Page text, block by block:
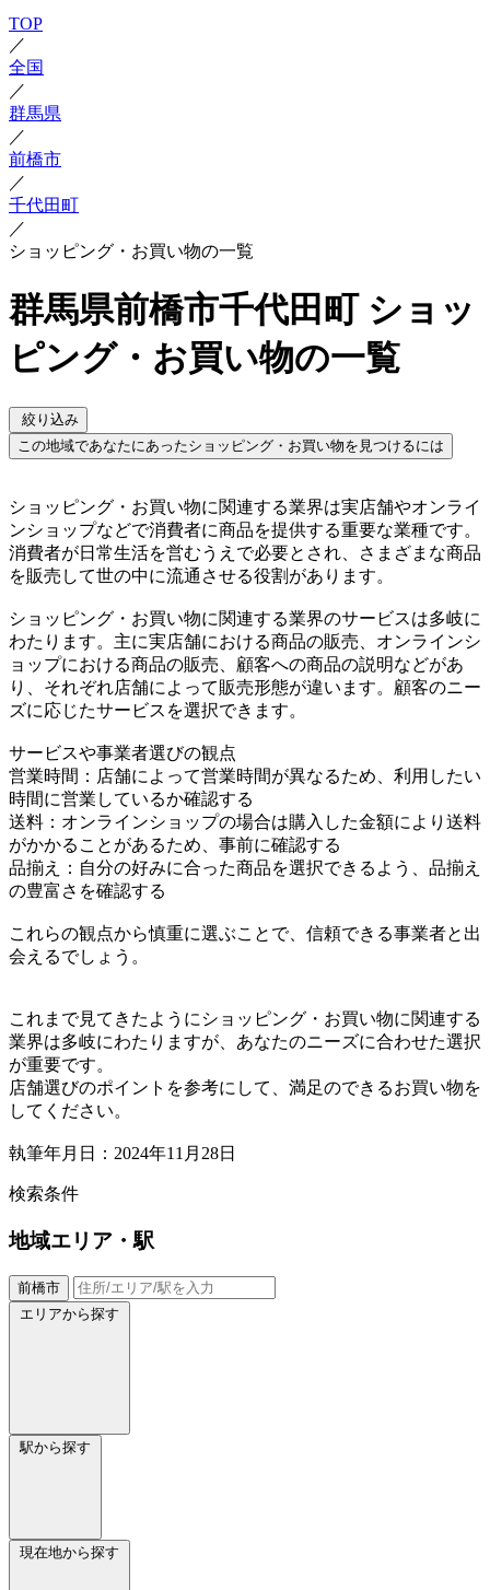
TOP
／
全国
／
群馬県
／
前橋市
／
千代田町
／
ショッピング・お買い物の一覧
群馬県前橋市千代田町 ショッ
ピング・お買い物の一覧
絞り込み
この地域であなたにあったショッピング・お買い物を見つけるには
ショッピング・お買い物に関連する業界は実店舗やオンライ
ンショップなどで消費者に商品を提供する重要な業種です。
消費者が日常生活を営むうえで必要とされ、さまざまな商品
を販売して世の中に流通させる役割があります。
ショッピング・お買い物に関連する業界のサービスは多岐に
わたります。主に実店舗における商品の販売、オンラインシ
ョップにおける商品の販売、顧客への商品の説明などがあ
り、それぞれ店舗によって販売形態が違います。顧客のニー
ズに応じたサービスを選択できます。
サービスや事業者選びの観点
営業時間：店舗によって営業時間が異なるため、利用したい
時間に営業しているか確認する
送料：オンラインショップの場合は購入した金額により送料
がかかることがあるため、事前に確認する
品揃え：自分の好みに合った商品を選択できるよう、品揃え
の豊富さを確認する
これらの観点から慎重に選ぶことで、信頼できる事業者と出
会えるでしょう。
これまで見てきたようにショッピング・お買い物に関連する
業界は多岐にわたりますが、あなたのニーズに合わせた選択
が重要です。
店舗選びのポイントを参考にして、満足のできるお買い物を
してください。
執筆年月日：2024年11月28日
検索条件
地域エリア・駅
前橋市
エリアから探す
駅から探す
現在地から探す